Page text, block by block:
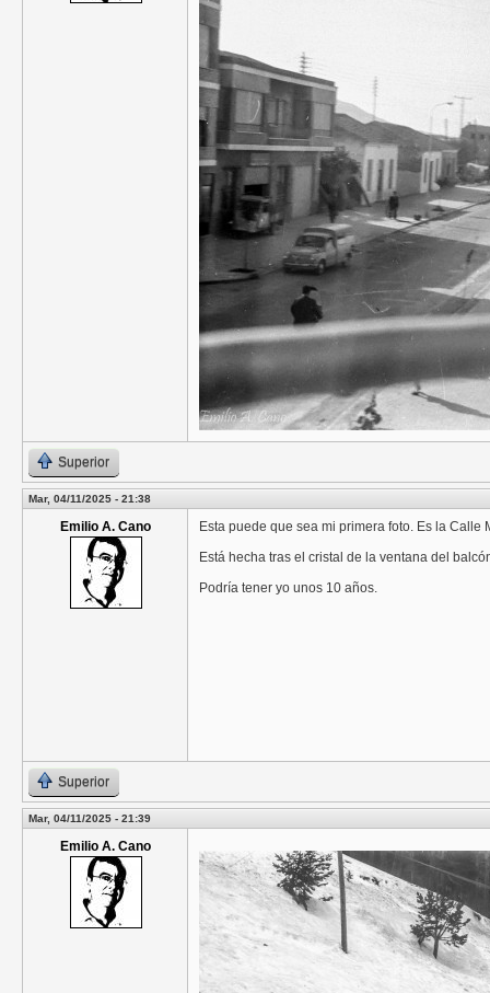
Superior
Mar, 04/11/2025 - 21:38
Emilio A. Cano
Esta puede que sea mi primera foto. Es la
Está hecha tras el cristal de la ventana del
Podría tener yo unos 10 años.
Superior
Mar, 04/11/2025 - 21:39
Emilio A. Cano